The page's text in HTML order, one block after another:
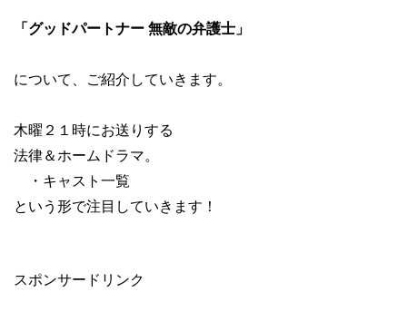
「グッドパートナー 無敵の弁護士」
について、ご紹介していきます。
木曜２１時にお送りする
法律＆ホームドラマ。
・キャスト一覧
という形で注目していきます！
スポンサードリンク